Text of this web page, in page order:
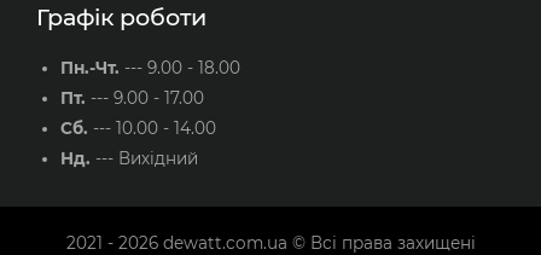
Графік роботи
Пн.-Чт. --- 9.00 - 18.00
Пт. --- 9.00 - 17.00
Сб. --- 10.00 - 14.00
Нд. --- Вихідний
2021 - 2026 dewatt.com.ua © Всі права захищені